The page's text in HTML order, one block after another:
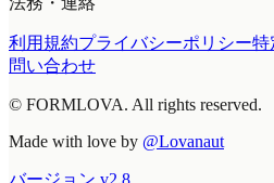
利用規約プライバシーポリシー特
問い合わせ
© FORMLOVA. All rights reserved.
Made with love by @Lovanaut